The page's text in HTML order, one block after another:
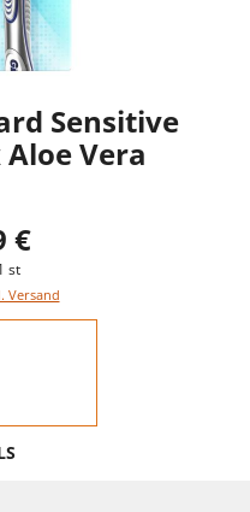
Sensitive
Vera
€
st
Versand